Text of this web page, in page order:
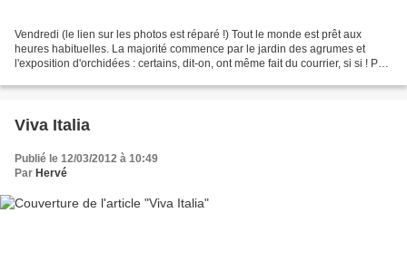
Vendredi (le lien sur les photos est réparé !) Tout le monde est prêt aux
heures habituelles. La majorité commence par le jardin des agrumes et
l'exposition d'orchidées : certains, dit-on, ont même fait du courrier, si si ! Puis
Viva Italia
Publié le 12/03/2012 à 10:49
Par Hervé